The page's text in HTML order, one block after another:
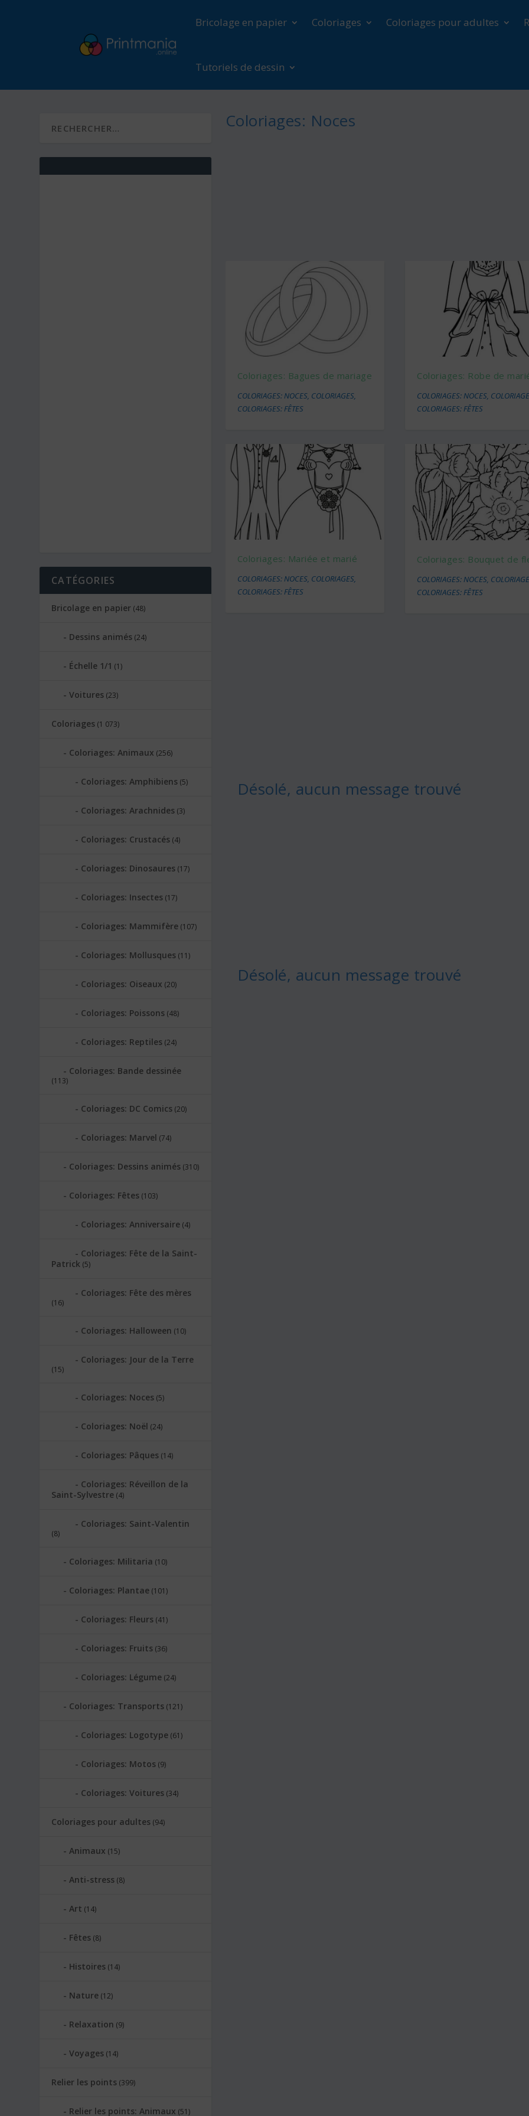
Bricolage en papier Coloriages Coloriages pour adultes
Tutoriels de dessin
Coloriages: Noces
Coloriages: Bagues de mariage
COLORIAGES: NOCES, COLORIAGES,
COLORIAGES: FÊTES
Coloriages: Mariée et marié
COLORIAGES: NOCES, COLORIAGES,
COLORIAGES: FÊTES
Coloriages: Robe de
COLORIAGES: NOCES,
COLORIAGES: FÊTES
Coloriages: Bouquet de
COLORIAGES: NOCES,
COLORIAGES: FÊTES
Désolé, aucun message trouvé
Désolé, aucun message trouvé
CATÉGORIES
Bricolage en papier (48)
Dessins animés (24)
Échelle 1/1 (1)
Voitures (23)
Coloriages (1 073)
Coloriages: Animaux (256)
Coloriages: Amphibiens (5)
Coloriages: Arachnides (3)
Coloriages: Crustacés (4)
Coloriages: Dinosaures (17)
Coloriages: Insectes (17)
Coloriages: Mammifère (107)
Coloriages: Mollusques (11)
Coloriages: Oiseaux (20)
Coloriages: Poissons (48)
Coloriages: Reptiles (24)
Coloriages: Bande dessinée
(113)
Coloriages: DC Comics (20)
Coloriages: Marvel (74)
Coloriages: Dessins animés (310)
Coloriages: Fêtes (103)
Coloriages: Anniversaire (4)
Coloriages: Fête de la Saint-
Patrick (5)
Coloriages: Fête des mères
(16)
Coloriages: Halloween (10)
Coloriages: Jour de la Terre
(15)
Coloriages: Noces (5)
Coloriages: Noël (24)
Coloriages: Pâques (14)
Coloriages: Réveillon de la
Saint-Sylvestre (4)
Coloriages: Saint-Valentin
(8)
Coloriages: Militaria (10)
Coloriages: Plantae (101)
Coloriages: Fleurs (41)
Coloriages: Fruits (36)
Coloriages: Légume (24)
Coloriages: Transports (121)
Coloriages: Logotype (61)
Coloriages: Motos (9)
Coloriages: Voitures (34)
Coloriages pour adultes (94)
Animaux (15)
Anti-stress (8)
Art (14)
Fêtes (8)
Histoires (14)
Nature (12)
Relaxation (9)
Voyages (14)
Relier les points (399)
Relier les points: Animaux (51)